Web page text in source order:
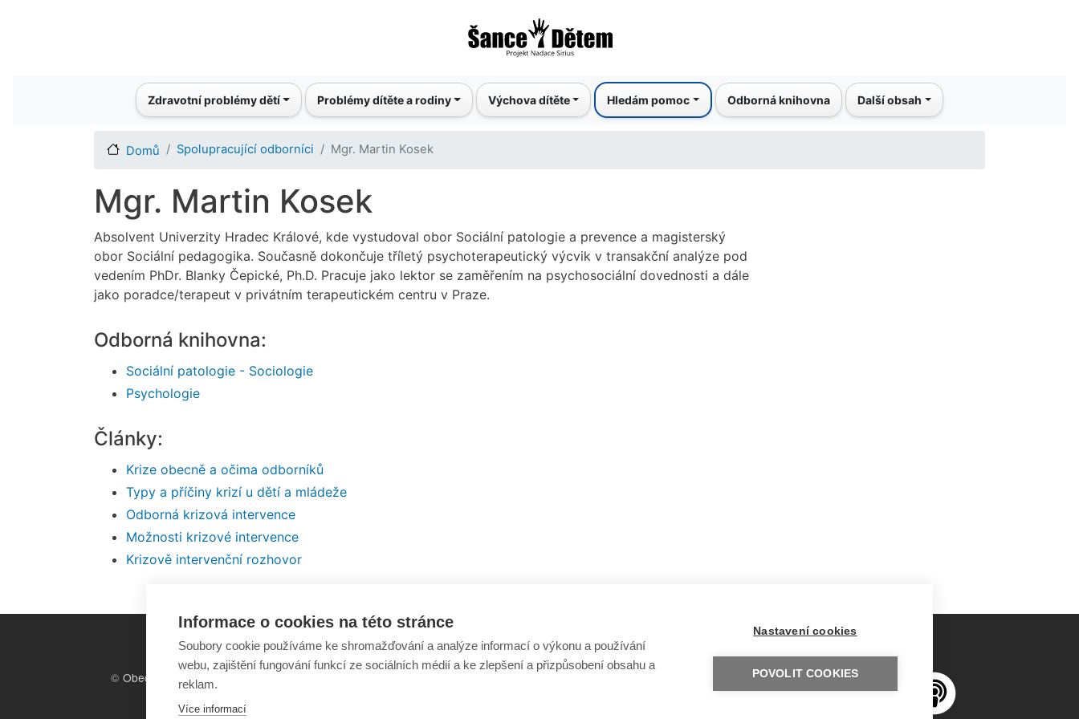
k
hlavnímu
Main navigationZdravotní problémy dětí Problémy dítěte a rodiny Výchova dítěte Hledám pomoc Odborná knihovna Další obsah
Domů Spolupracující odborníci Mgr. Martin Kosek
Mgr. Martin Kosek
Absolvent Univerzity Hradec Králové, kde vystudoval obor Sociální patologie a prevence a magisterský
obor Sociální pedagogika. Současně dokončuje tříletý psychoterapeutický výcvik v transakční analýze pod
vedením PhDr. Blanky Čepické, Ph.D. Pracuje jako lektor se zaměřením na psychosociální dovednosti a dále
jako poradce/terapeut v privátním terapeutickém centru v Praze.
Odborná knihovna:
Sociální patologie - Sociologie
Psychologie
Články:
Krize obecně a očima odborníků
Typy a příčiny krizí u dětí a mládeže
Odborná krizová intervence
Možnosti krizové intervence
Krizově intervenční rozhovor
© Obecně prospěšná společnost
Sirius, o.p.s.
2011–2026
Informace o cookies na této stránce
Soubory cookie používáme ke shromažďování a analýze informací o výkonu a používání
webu, zajištění fungování funkcí ze sociálních médií a ke zlepšení a přizpůsobení obsahu a
reklam.
Více informací
Nastavení cookies
POVOLIT COOKIES